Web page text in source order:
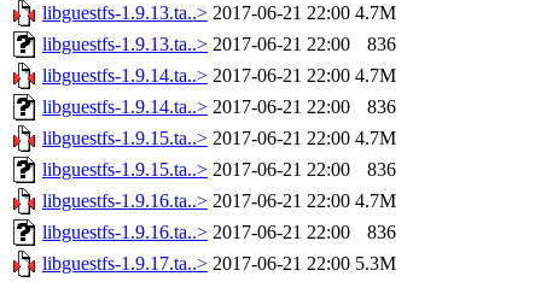
libguestfs-1.9.13.ta..> 2017-06-21 22:00 4.7M
libguestfs-1.9.13.ta..> 2017-06-21 22:00
836
libguestfs-1.9.14.ta..> 2017-06-21 22:00 4.7M
libguestfs-1.9.14.ta..> 2017-06-21 22:00
836
libguestfs-1.9.15.ta..> 2017-06-21 22:00 4.7M
libguestfs-1.9.15.ta..> 2017-06-21 22:00
836
libguestfs-1.9.16.ta..> 2017-06-21 22:00 4.7M
libguestfs-1.9.16.ta..> 2017-06-21 22:00
836
libguestfs-1.9.17.ta..> 2017-06-21 22:00 5.3M